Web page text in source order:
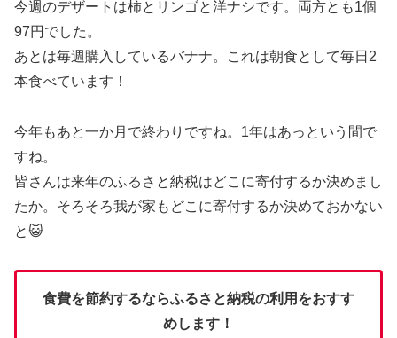
今週のデザートは柿とリンゴと洋ナシです。両方とも1個
97円でした。
あとは毎週購入しているバナナ。これは朝食として毎日2
本食べています！
今年もあと一か月で終わりですね。1年はあっという間で
すね。
皆さんは来年のふるさと納税はどこに寄付するか決めまし
たか。そろそろ我が家もどこに寄付するか決めておかない
と😺
食費を節約するならふるさと納税の利用をおすす
めします！